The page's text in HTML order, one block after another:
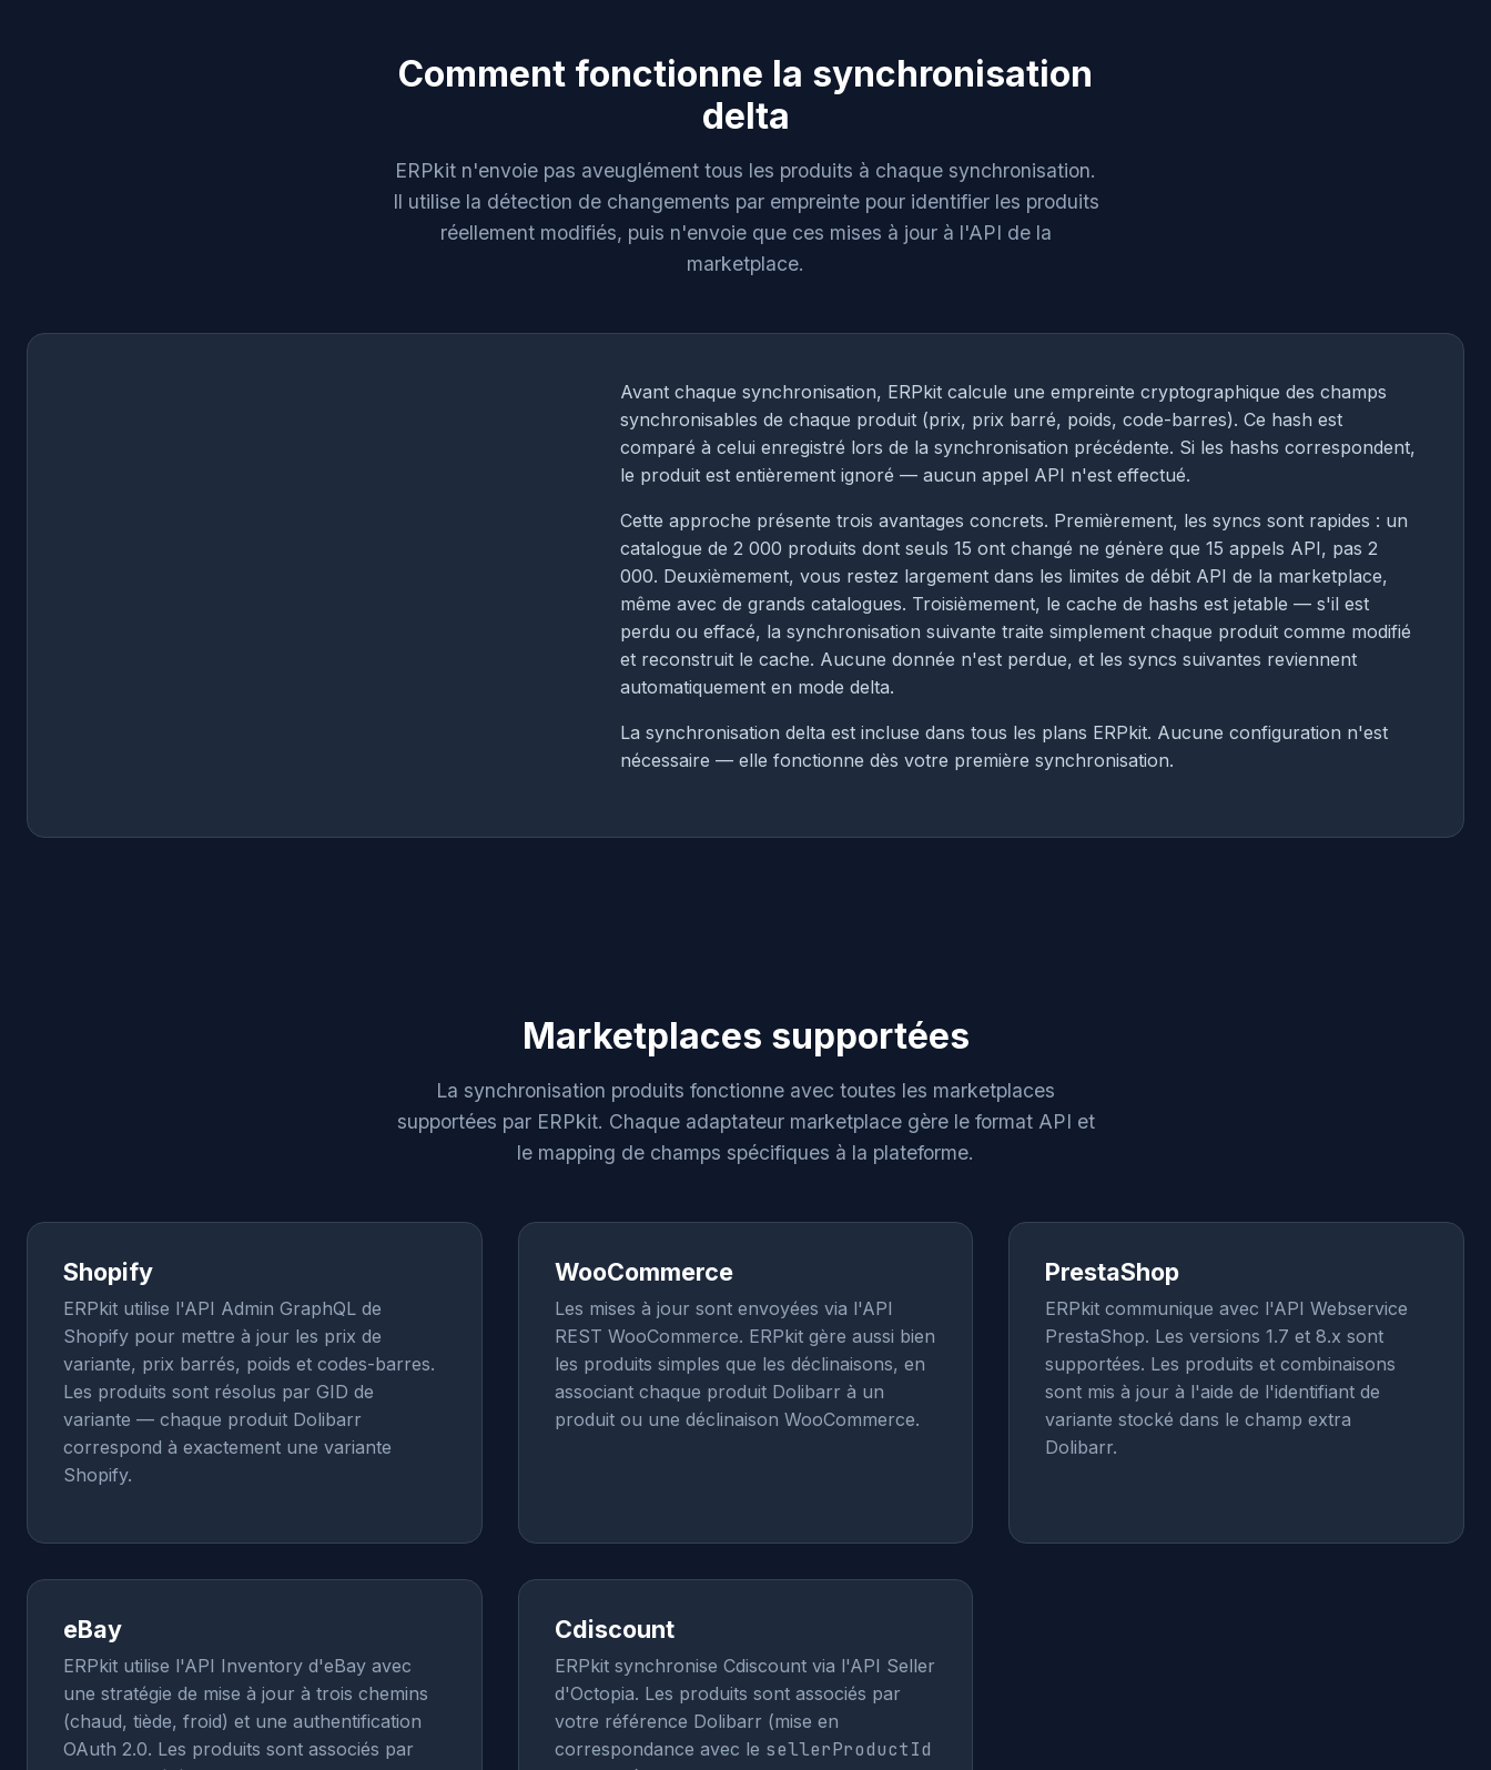
Comment fonctionne la synchronisation
delta
ERPkit n'envoie pas aveuglément tous les produits à chaque synchronisation.
Il utilise la détection de changements par empreinte pour identifier les produits
réellement modifiés, puis n'envoie que ces mises à jour à l'API de la
marketplace.
Avant chaque synchronisation, ERPkit calcule une empreinte cryptographique des champs
synchronisables de chaque produit (prix, prix barré, poids, code-barres). Ce hash est
comparé à celui enregistré lors de la synchronisation précédente. Si les hashs correspondent,
le produit est entièrement ignoré — aucun appel API n'est effectué.
Cette approche présente trois avantages concrets. Premièrement, les syncs sont rapides : un
catalogue de 2 000 produits dont seuls 15 ont changé ne génère que 15 appels API, pas 2
000. Deuxièmement, vous restez largement dans les limites de débit API de la marketplace,
même avec de grands catalogues. Troisièmement, le cache de hashs est jetable — s'il est
perdu ou effacé, la synchronisation suivante traite simplement chaque produit comme modifié
et reconstruit le cache. Aucune donnée n'est perdue, et les syncs suivantes reviennent
automatiquement en mode delta.
La synchronisation delta est incluse dans tous les plans ERPkit. Aucune configuration n'est
nécessaire — elle fonctionne dès votre première synchronisation.
Marketplaces supportées
La synchronisation produits fonctionne avec toutes les marketplaces
supportées par ERPkit. Chaque adaptateur marketplace gère le format API et
le mapping de champs spécifiques à la plateforme.
Shopify
ERPkit utilise l'API Admin GraphQL de
Shopify pour mettre à jour les prix de
variante, prix barrés, poids et codes-barres.
Les produits sont résolus par GID de
variante — chaque produit Dolibarr
correspond à exactement une variante
Shopify.
WooCommerce
Les mises à jour sont envoyées via l'API
REST WooCommerce. ERPkit gère aussi bien
les produits simples que les déclinaisons, en
associant chaque produit Dolibarr à un
produit ou une déclinaison WooCommerce.
PrestaShop
ERPkit communique avec l'API Webservice
PrestaShop. Les versions 1.7 et 8.x sont
supportées. Les produits et combinaisons
sont mis à jour à l'aide de l'identifiant de
variante stocké dans le champ extra
Dolibarr.
eBay
ERPkit utilise l'API Inventory d'eBay avec
une stratégie de mise à jour à trois chemins
(chaud, tiède, froid) et une authentification
OAuth 2.0. Les produits sont associés par
Cdiscount
ERPkit synchronise Cdiscount via l'API Seller
d'Octopia. Les produits sont associés par
votre référence Dolibarr (mise en
correspondance avec le sellerProductId